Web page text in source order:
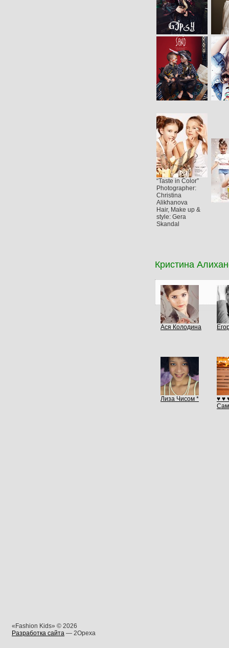
“Taste in Color”
Photographer:
Christina
Alikhanova
Hair, Make up &
style: Gera
Skandal
Кристина
Ася Колодина
Лиза Чисом *
♥ ♥
«Fashion Kids» © 2026
Разработка сайта — 2Opexa